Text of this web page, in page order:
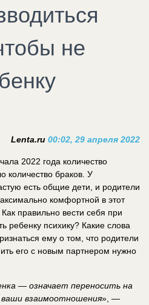
не
Lenta.ru 00:02, 29 апреля 2022
2022 года количество
количество браков. У
есть общие дети, и родители
комфортной в этот
правильно вести себя при
ребенку психику? Какие слова
ему о том, что родители
его с новым партнером нужно
— означает переносить на
взаимоотношения», —